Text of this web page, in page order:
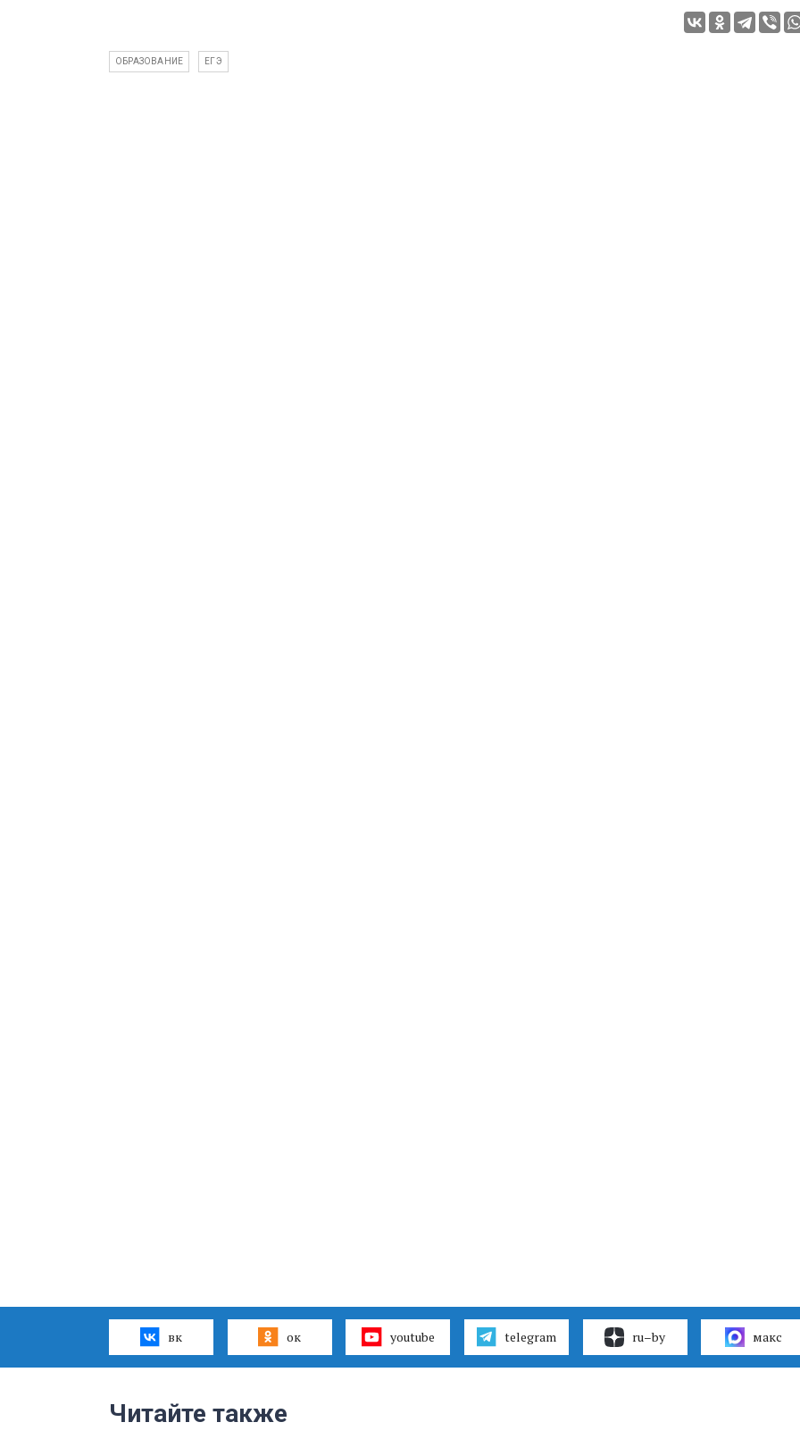
ОБРАЗОВАНИЕ ЕГЭ
вк ок youtube telegram ru–by макс
Читайте также